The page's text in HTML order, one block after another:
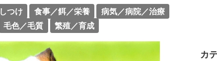
しつけ 食事／餌／栄養
病気／病院／治療
毛色／毛質 繁殖／育成
カ